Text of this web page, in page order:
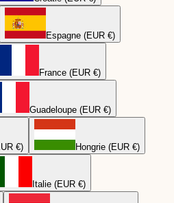
Espagne (EUR €)
France (EUR €)
Guadeloupe (EUR €)
€) Hongrie (EUR €)
Italie (EUR €)